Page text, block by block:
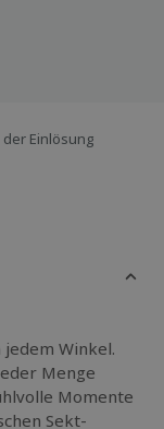
Einlösung
Winkel.
Menge
Momente
Sekt-